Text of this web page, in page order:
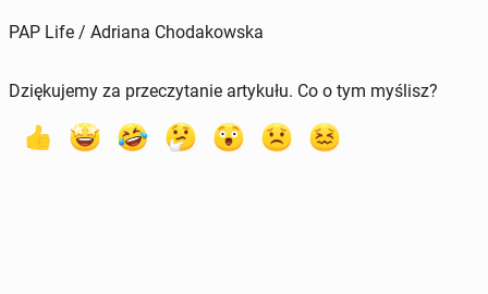
PAP Life / Adriana Chodakowska
Dziękujemy za przeczytanie artykułu. Co o tym myślisz?